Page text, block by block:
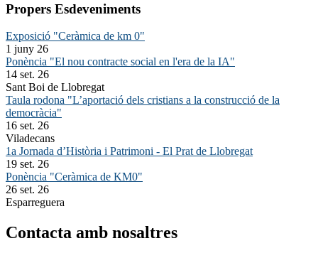
Propers Esdeveniments
Exposició "Ceràmica de km 0"
1 juny 26
Ponència "El nou contracte social en l'era de la IA"
14 set. 26
Sant Boi de Llobregat
Taula rodona "L’aportació dels cristians a la construcció de la
democràcia"
16 set. 26
Viladecans
1a Jornada d’Història i Patrimoni - El Prat de Llobregat
19 set. 26
Ponència "Ceràmica de KM0"
26 set. 26
Esparreguera
Contacta amb nosaltres